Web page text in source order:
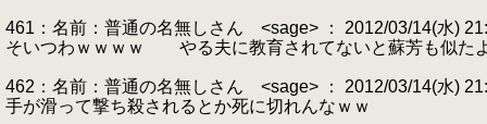
461：名前：普通の名無しさん <sage> ： 2012/03/14(水)
そいつわｗｗｗｗ やる夫に教育されてないと蘇芳も似た
462：名前：普通の名無しさん <sage> ： 2012/03/14(水)
手が滑って撃ち殺されるとか死に切れんなｗｗ